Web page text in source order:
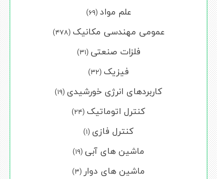
علم مواد (۶۹)
عمومی مهندسی مکانیک (۴۷۸)
فلزات صنعتی (۳۱)
فیزیک (۳۲)
کاربردهای انرژی خورشیدی (۱۹)
کنترل اتوماتیک (۲۴)
کنترل فازی (۱)
ماشین های آبی (۱۹)
ماشین های دوار (۳)